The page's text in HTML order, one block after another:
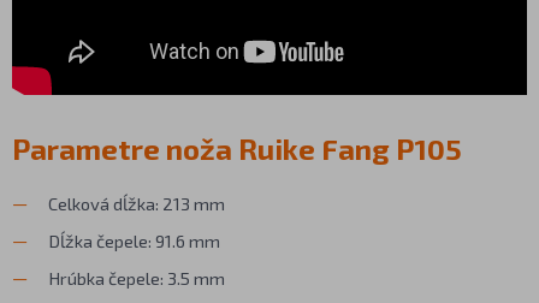
Parametre noža Ruike Fang P105
Celková dĺžka: 213 mm
Dĺžka čepele: 91.6 mm
Hrúbka čepele: 3.5 mm